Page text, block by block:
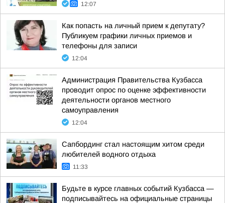
12:07
Как попасть на личный прием к депутату?
Публикуем графики личных приемов и
телефоны для записи
12:04
Администрация Правительства Кузбасса
проводит опрос по оценке эффективности
деятельности органов местного
самоуправления
12:04
Сапбординг стал настоящим хитом среди
любителей водного отдыха
11:33
Будьте в курсе главных событий Кузбасса —
подписывайтесь на официальные страницы